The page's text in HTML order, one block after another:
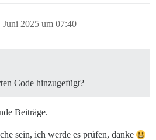
Juni 2025 um 07:40
Code hinzugefügt?
Beiträge.
sein, ich werde es prüfen, danke